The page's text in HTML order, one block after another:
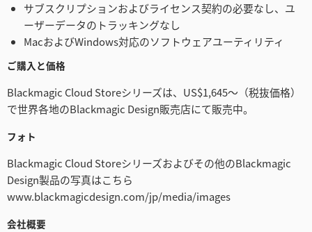
サブスクリプションおよびライセンス契約の必要なし、ユ
ーザーデータのトラッキングなし
MacおよびWindows対応のソフトウェアユーティリティ
ご購入と価格
Blackmagic Cloud Storeシリーズは、US$1,645〜（税抜価格）
で世界各地のBlackmagic Design販売店にて販売中。
フォト
Blackmagic Cloud Storeシリーズおよびその他のBlackmagic
Design製品の写真はこちら
www.blackmagicdesign.com/jp/media/images
会社概要